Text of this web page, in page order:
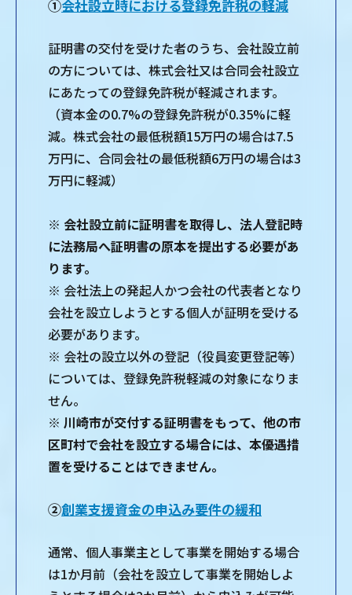
①会社設立時における登録免許税の軽減
証明書の交付を受けた者のうち、会社設立前
の方については、株式会社又は合同会社設立
にあたっての登録免許税が軽減されます。
（資本金の0.7%の登録免許税が0.35%に軽
減。株式会社の最低税額15万円の場合は7.5
万円に、合同会社の最低税額6万円の場合は3
万円に軽減）
※ 会社設立前に証明書を取得し、法人登記時
に法務局へ証明書の原本を提出する必要があ
ります。
※ 会社法上の発起人かつ会社の代表者となり
会社を設立しようとする個人が証明を受ける
必要があります。
※ 会社の設立以外の登記（役員変更登記等）
については、登録免許税軽減の対象になりま
せん。
※ 川崎市が交付する証明書をもって、他の市
区町村で会社を設立する場合には、本優遇措
置を受けることはできません。
②創業支援資金の申込み要件の緩和
通常、個人事業主として事業を開始する場合
は1か月前（会社を設立して事業を開始しよ